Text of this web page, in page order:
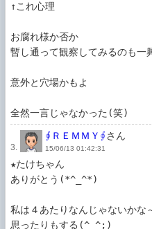
↑これ心理
お腐れ様か否か
暫し通って観察してみるのも一
意外と穴場かもよ
全然一言じゃなかった(笑)
3.
∮ＲＥＭＭＹ∮さん
15/06/13 01:42:31
★たけちゃん
ありがとう(*^_^*)
私は４あたりなんじゃないかな
思ったりもする(^_^;)